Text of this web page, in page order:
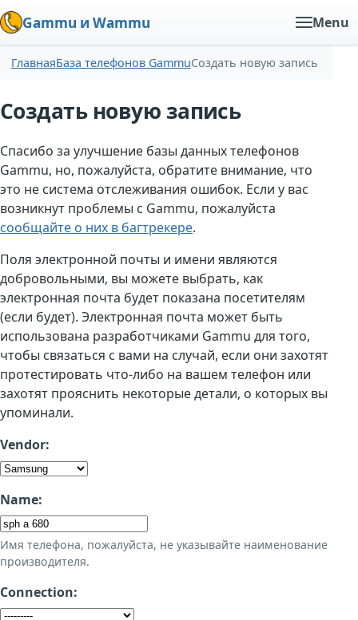
Gammu и Wammu Menu
ГлавнаяБаза телефонов GammuСоздать новую запись
Создать новую запись
Спасибо за улучшение базы данных телефонов
Gammu, но, пожалуйста, обратите внимание, что
это не система отслеживания ошибок. Если у вас
возникнут проблемы с Gammu, пожалуйста
сообщайте о них в багтрекере.
Поля электронной почты и имени являются
добровольными, вы можете выбрать, как
электронная почта будет показана посетителям
(если будет). Электронная почта может быть
использована разработчиками Gammu для того,
чтобы связаться с вами на случай, если они захотят
протестировать что-либо на вашем телефон или
захотят прояснить некоторые детали, о которых вы
упоминали.
Vendor:
Name:
Имя телефона, пожалуйста, не указывайте наименование
производителя.
Connection: